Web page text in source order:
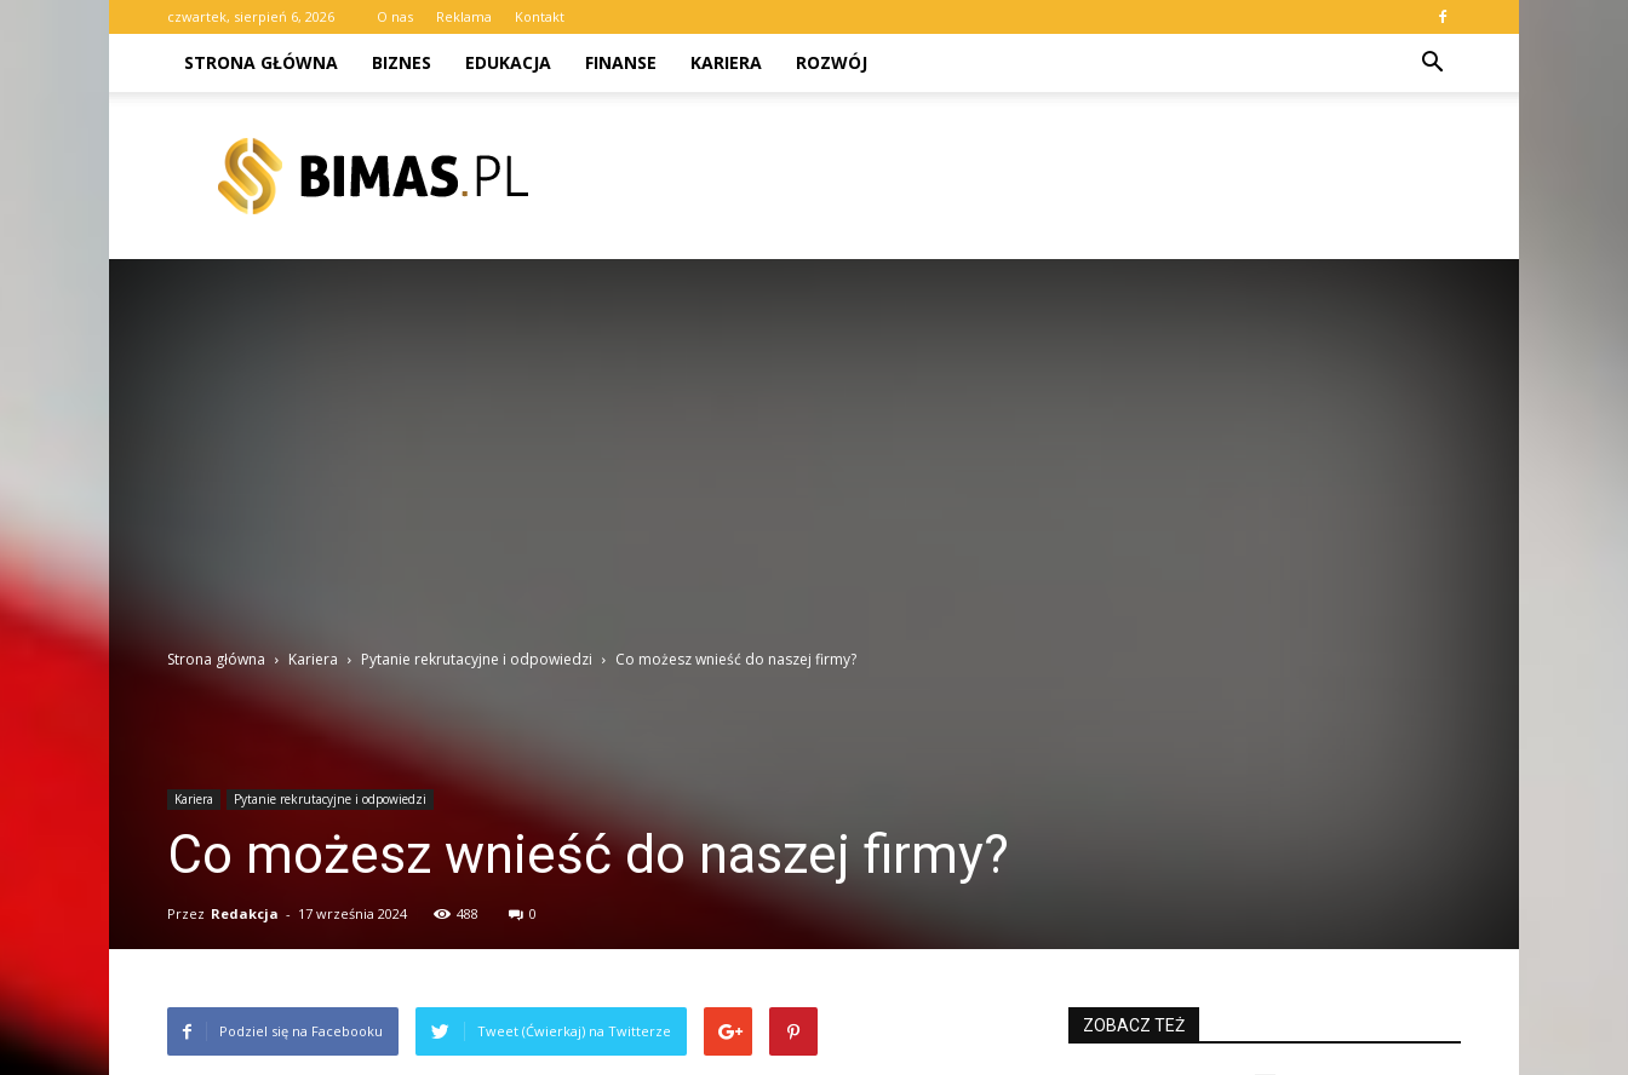
czwartek, sierpień 6, 2026 O nas Reklama Kontakt
STRONA GŁÓWNA BIZNES EDUKACJA FINANSE KARIERA ROZWÓJ
bimas.pl
Strona główna Kariera Pytanie rekrutacyjne i odpowiedzi Co możesz wnieść do naszej firmy?
Kariera Pytanie rekrutacyjne i odpowiedzi
Co możesz wnieść do naszej firmy?
Przez Redakcja - 17 września 2024 488 0
Podziel się na Facebooku Tweet (Ćwierkaj) na Twitterze ZOBACZ TEŻ